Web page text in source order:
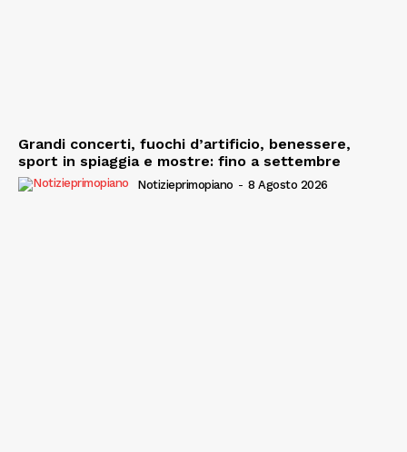
Grandi concerti, fuochi d’artificio, benessere,
sport in spiaggia e mostre: fino a settembre
Notizieprimopiano - 8 Agosto 2026